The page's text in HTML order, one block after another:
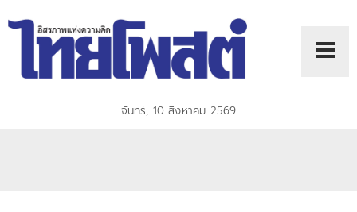
จันทร์, 10 สิงหาคม 2569